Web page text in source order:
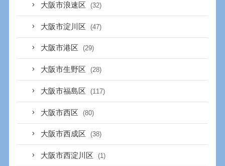
大阪市浪速区 (32)
大阪市淀川区 (47)
大阪市港区 (29)
大阪市生野区 (28)
大阪市福島区 (117)
大阪市西区 (80)
大阪市西成区 (38)
大阪市西淀川区 (1)